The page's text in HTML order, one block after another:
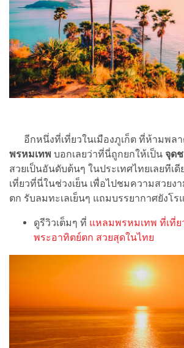
อีกหนึ่งที่เที่ยวในเมืองภูเก็ต ที่ห้ามพลา
พรหมเทพ บอกเลยว่าที่นี่ถูกยกให้เป็น จุด
สวยเป็นอันดับต้นๆ ในประเทศไทยเลยทีเ
เที่ยวที่นี่ในช่วงเย็น เพื่อไปชมความสวยง
ตก รับลมทะเลเย็นๆ แถมบรรยากาศยังโ
ดูรีวิวเต็มๆ ที่ แหลมพรหมเทพ ที่เที่ย
พระอาทิตย์ตก สวยสุดในไทย